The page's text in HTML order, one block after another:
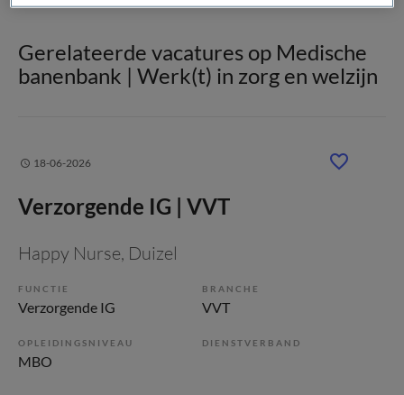
Gerelateerde vacatures op Medische
banenbank | Werk(t) in zorg en welzijn
18-06-2026
Verzorgende IG | VVT
Happy Nurse, Duizel
FUNCTIE
Verzorgende IG
BRANCHE
VVT
OPLEIDINGSNIVEAU
MBO
DIENSTVERBAND